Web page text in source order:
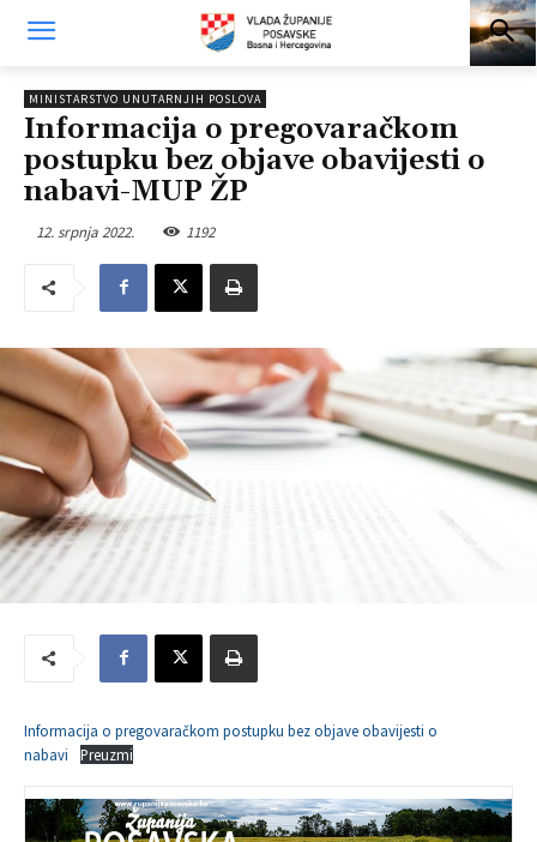
MINISTARSTVO UNUTARNJIH POSLOVA
Informacija o pregovaračkom
postupku bez objave obavijesti o
nabavi-MUP ŽP
12. srpnja 2022. 1192
Informacija o pregovaračkom postupku bez objave obavijesti o
nabavi
Preuzmi